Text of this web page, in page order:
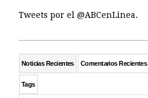
Tweets por el @ABCenLinea.
Noticias Recientes Comentarios Recientes
Tags